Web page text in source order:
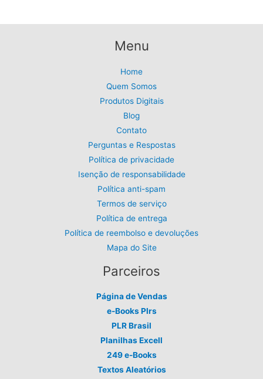
Menu
Home
Quem Somos
Produtos Digitais
Blog
Contato
Perguntas e Respostas
Política de privacidade
Isenção de responsabilidade
Política anti-spam
Termos de serviço
Política de entrega
Política de reembolso e devoluções
Mapa do Site
Parceiros
Página de Vendas
e-Books Plrs
PLR Brasil
Planilhas Excell
249 e-Books
Textos Aleatórios